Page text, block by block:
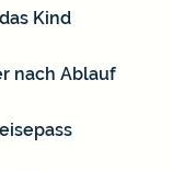
Kind
nach Ablauf